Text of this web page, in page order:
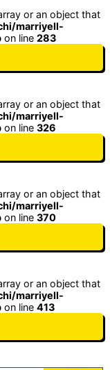
or an object that
marriyell-
on line 283
or an object that
marriyell-
on line 326
or an object that
marriyell-
on line 370
or an object that
marriyell-
on line 413